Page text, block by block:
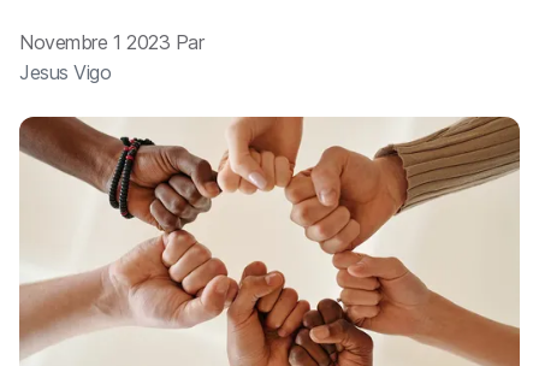
Novembre 1 2023 Par
Jesus Vigo